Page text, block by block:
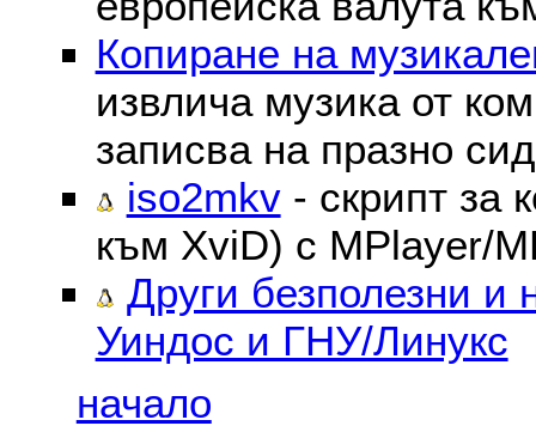
Копиране на
извлича музика от
записва на празно
iso2mkv- скрипт за
към XviD) с MPlayer/
Други безполезни и
Уиндос и ГНУ/Линукс
начало